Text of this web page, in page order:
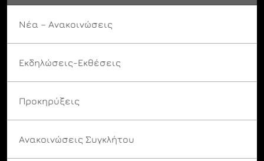
Νέα – Ανακοινώσεις
Εκδηλώσεις-Εκθέσεις
Προκηρύξεις
Ανακοινώσεις Συγκλήτου